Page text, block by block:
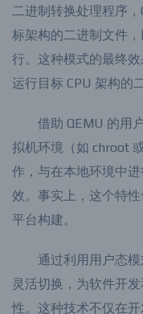
（User mode）的模
二进制转换处理程序，
标架构的二进制文件
行。这种模式的最终
借助 QEMU 的用
拟机环境（如 chroot
作，与在本地环境中
效。事实上，这个特性
通过利用用户态模
灵活切换，为软件开